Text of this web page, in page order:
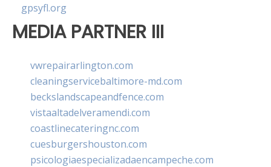
gpsyfl.org
MEDIA PARTNER III
vwrepairarlington.com
cleaningservicebaltimore-md.com
beckslandscapeandfence.com
vistaaltadelveramendi.com
coastlinecateringnc.com
cuesburgershouston.com
psicologiaespecializadaencampeche.com